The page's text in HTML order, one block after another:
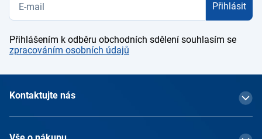
Přihlásit
Přihlášením k odběru obchodních sdělení souhlasím se
zpracováním osobních údajů
Kontaktujte nás